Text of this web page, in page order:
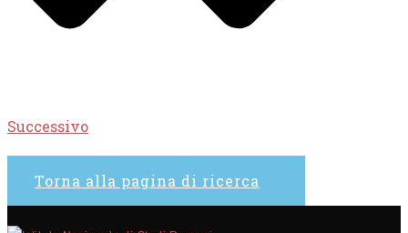
Successivo
Torna alla pagina di ricerca